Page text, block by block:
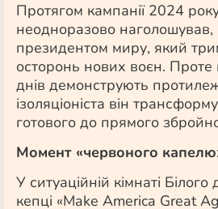
Протягом кампанії 2024
неодноразово наголошував,
президентом миру, який
осторонь нових воєн. Проте
днів демонструють
ізоляціоніста він
готового до прямого
Момент «червоного
У ситуаційній кімнаті
кепці «Make America Great